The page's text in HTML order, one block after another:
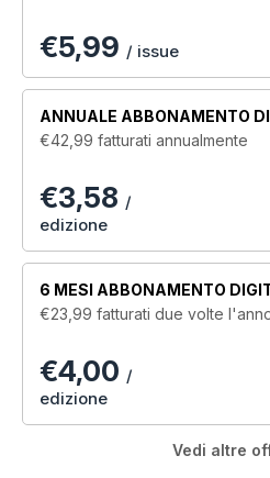
€5,99 / issue
ANNUALE ABBONAMENTO
€42,99 fatturati annualmente
€3,58 /
edizione
6 MESI ABBONAMENTO
€23,99 fatturati due volte
€4,00 /
edizione
Vedi altre